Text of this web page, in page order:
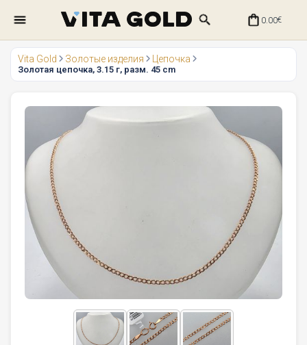
0.00€
Vita Gold Золотые изделия Цепочка
Золотая цепочка, 3.15 г, разм. 45 cm